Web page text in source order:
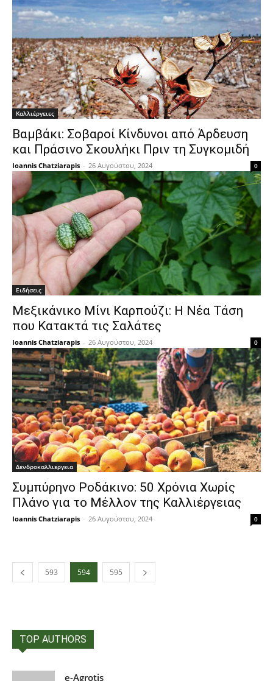
Καλλιέργειες
Βαμβάκι: Σοβαροί Κίνδυνοι από Άρδευση
και Πράσινο Σκουλήκι Πριν τη Συγκομιδή
Ioannis Chatziarapis - 26 Αυγούστου, 2024 0
Ειδήσεις
Μεξικάνικο Μίνι Καρπούζι: Η Νέα Τάση
που Κατακτά τις Σαλάτες
Ioannis Chatziarapis - 26 Αυγούστου, 2024 0
Δενδροκαλλιεργεια
Συμπύρηνο Ροδάκινο: 50 Χρόνια Χωρίς
Πλάνο για το Μέλλον της Καλλιέργειας
Ioannis Chatziarapis - 26 Αυγούστου, 2024 0
593 594 595
TOP AUTHORS
e-Agrotis